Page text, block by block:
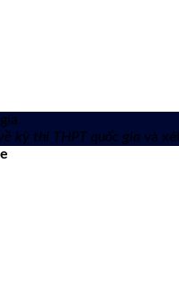
kỳ thi THPT quốc gia và